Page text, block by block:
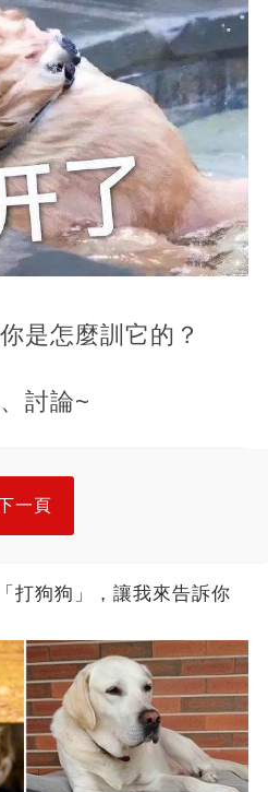
是怎麼訓它的？
討論~
一頁
打狗狗」，讓我來告訴你